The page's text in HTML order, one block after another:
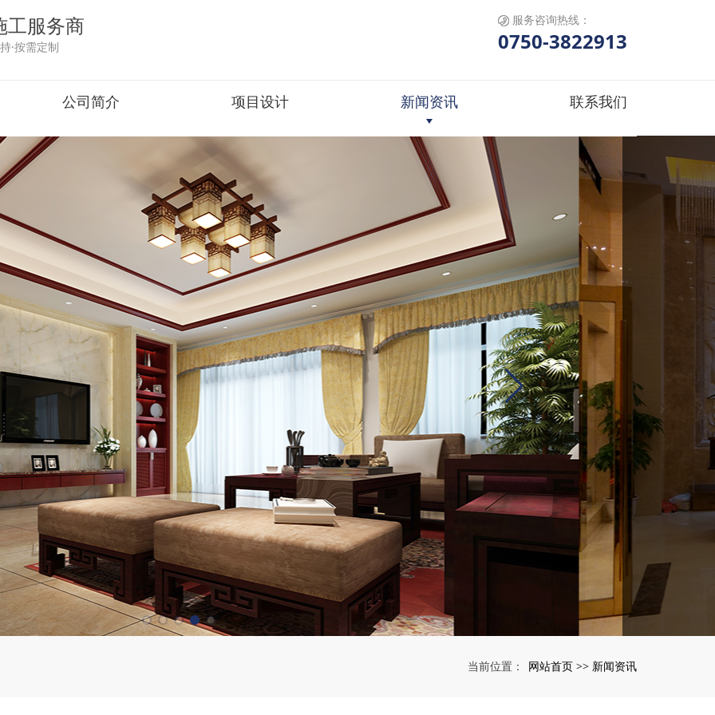
工服务商
·按需定制
服务咨询热线：
0750-3822913
公司简介 项目设计 新闻资讯 联系我们
当前位置： 网站首页 >> 新闻资讯